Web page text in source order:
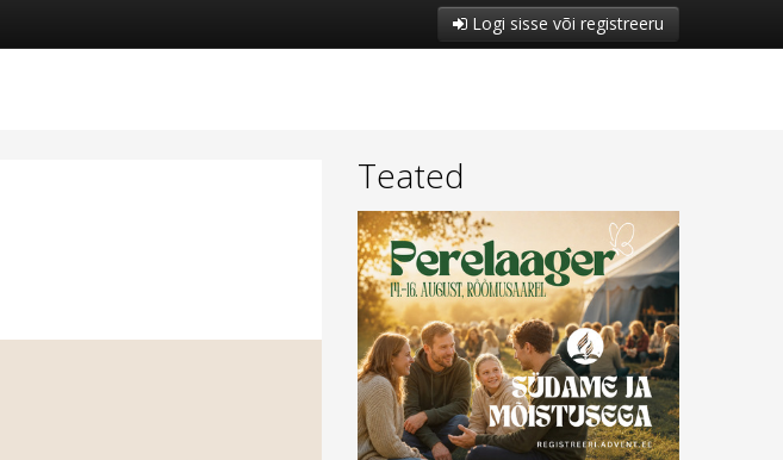
Logi sisse või registreeru
Teated